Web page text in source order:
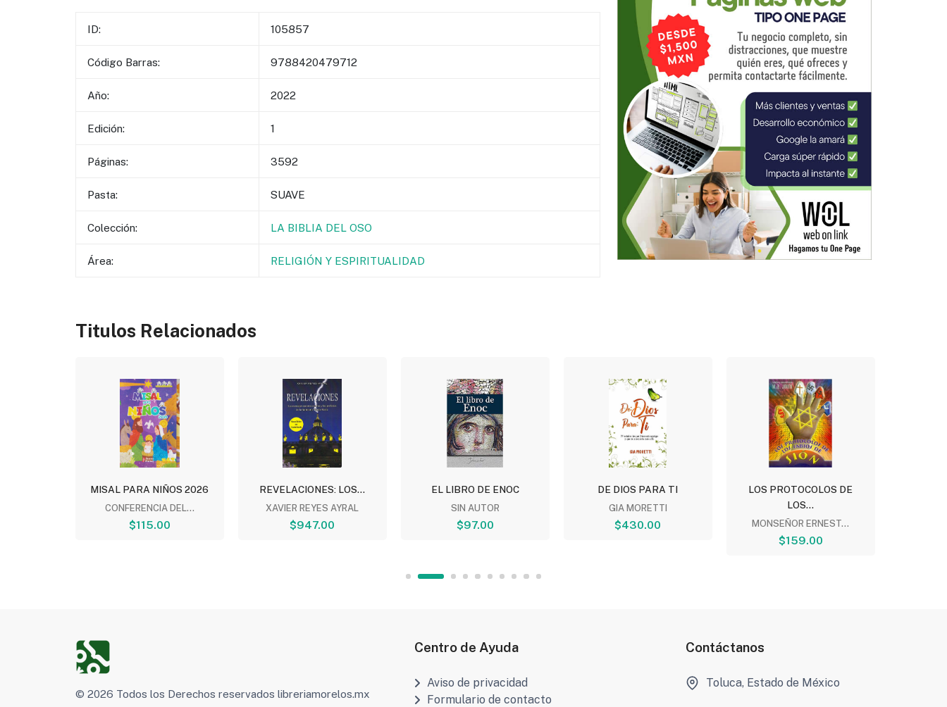
ID: 105857
Código Barras: 9788420479712
Año: 2022
Edición: 1
Páginas: 3592
Pasta: SUAVE
Colección: LA BIBLIA DEL OSO
Área: RELIGIÓN Y ESPIRITUALIDAD
Titulos Relacionados
MISAL PARA NIÑOS 2026
CONFERENCIA DEL...
$115.00
REVELACIONES: LOS...
XAVIER REYES AYRAL
$947.00
EL LIBRO DE ENOC
SIN AUTOR
$97.00
DE DIOS PARA TI
GIA MORETTI
$430.00
LOS PROTOCOLOS DE
LOS...
MONSEÑOR ERNEST...
$159.00
© 2026 Todos los Derechos reservados libreriamorelos.mx
Centro de Ayuda
Aviso de privacidad
Formulario de contacto
Contáctanos
Toluca, Estado de México